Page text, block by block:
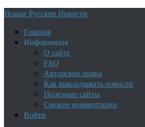
Новые Русские Новости
Главная
Информация
О сайте
FAQ
Авторские права
Как выкладывать новости
Полезные сайты
Свежие комментарии
Войти